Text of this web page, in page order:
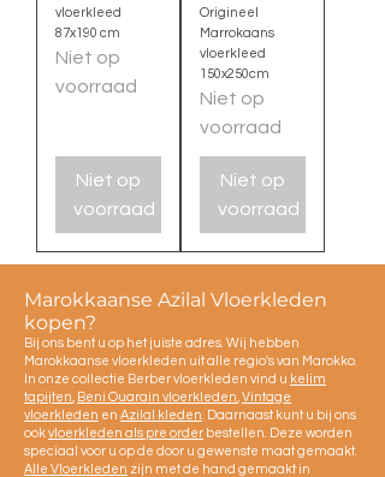
vloerkleed
87x190 cm
Niet op
voorraad
Niet op
voorraad
Origineel
Marrokaans
vloerkleed
150x250cm
Niet op
voorraad
Niet op
voorraad
Marokkaanse Azilal Vloerkleden
kopen?
Bij ons bent u op het juiste adres. Wij hebben
Marokkaanse vloerkleden uit alle regio's van Marokko.
In onze collectie Berber vloerkleden vind u kelim
tapijten
Beni Ouarain vloerkleden Vintage
vloerkleden en Azilal kleden . Daarnaast kunt u bij ons
ookvloerkleden als pre order bestellen. Deze worden
speciaal voor u op de door u gewenste maat gemaakt.
Alle Vloerkleden zijn met de hand gemaakt in